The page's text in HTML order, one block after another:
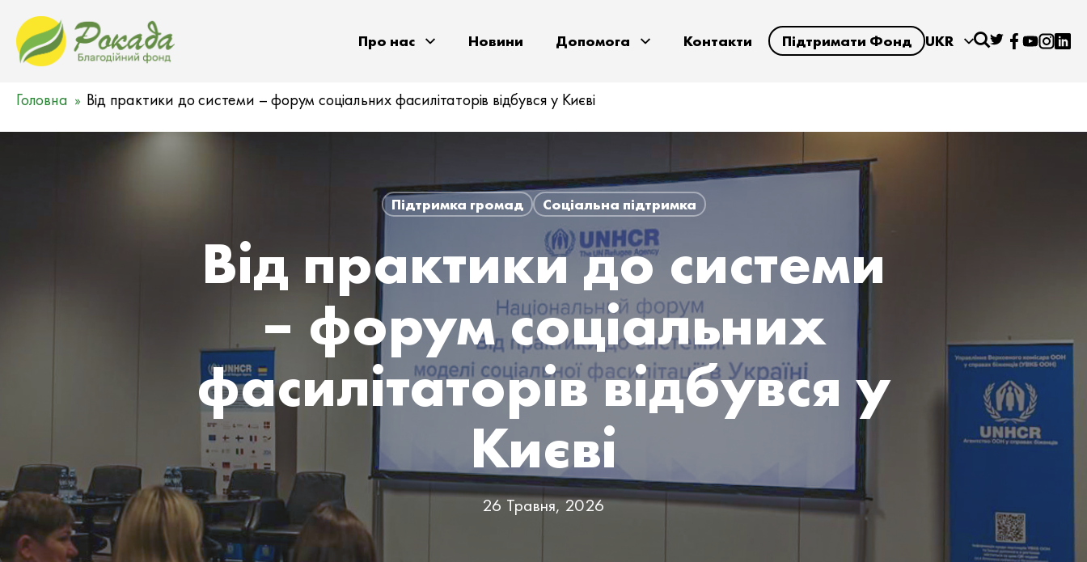
Про нас Новини Допомога Контакти Підтримати Фонд UKR
Головна Від практики до системи – форум соціальних фасилітаторів відбувся у Києві
Підтримка громад Соціальна підтримка
Від практики до системи
– форум соціальних
фасилітаторів відбувся у
Києві
26 Травня, 2026